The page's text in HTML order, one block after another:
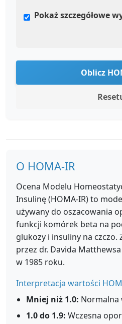
Pokaż szczegółowe
Oblicz
O HOMA-IR
Ocena Modelu
Insulinę (HOMA-IR) to
używany do oszacowania
funkcji komórek beta na
glukozy i insuliny na czczo.
przez dr. Davida
w 1985 roku.
Interpretacja wartości
Mniej niż 1.0: Normalna
1.0 do 1.9: Wczesna